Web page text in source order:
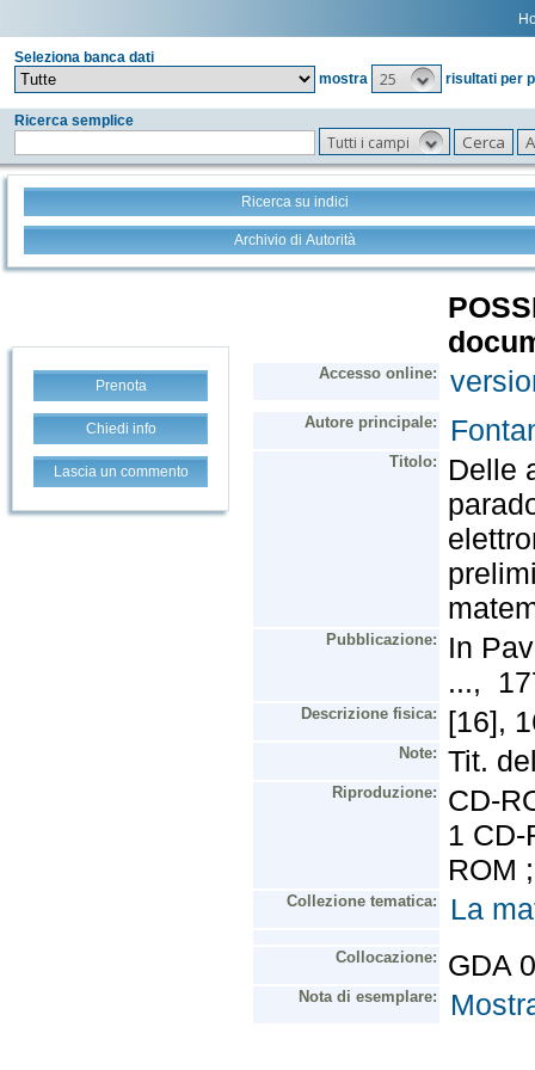
Seleziona banca dati
mostra
25 risultati per
Ricerca semplice
Tutti i campi
Ricerca su indici
Archivio di Autorità
Prenota
Chiedi info
Lascia un commento